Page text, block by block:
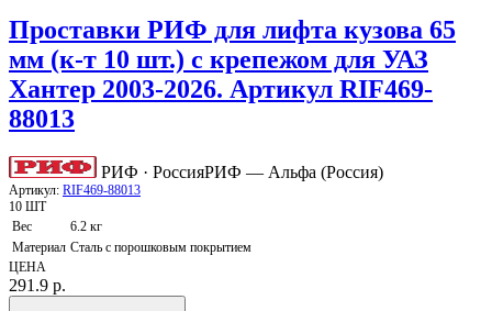
Проставки РИФ для лифта кузова 65
мм (к-т 10 шт.) с крепежом для УАЗ
Хантер 2003-2026. Артикул RIF469-
88013
РИФ · РоссияРИФ — Альфа (Россия)
Артикул: RIF469-88013
10 ШТ
Вес
6.2 кг
Материал Сталь с порошковым покрытием
ЦЕНА
291.9 р.